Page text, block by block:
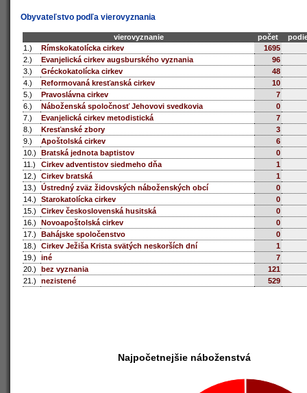
Obyvateľstvo podľa vierovyznania
vierovyznanie počet
1.)
Rímskokatolícka cirkev
1695
2.)
Evanjelická cirkev augsburského vyznania
96
3.)
Gréckokatolícka cirkev
48
4.)
Reformovaná kresťanská cirkev
10
5.)
Pravoslávna cirkev
7
6.)
Náboženská spoločnosť Jehovovi svedkovia
0
7.)
Evanjelická cirkev metodistická
7
8.)
Kresťanské zbory
3
9.)
Apoštolská cirkev
6
10.)
Bratská jednota baptistov
0
11.)
Cirkev adventistov siedmeho dňa
1
12.)
Cirkev bratská
1
13.)
Ústredný zväz židovských náboženských obcí
0
14.)
Starokatolícka cirkev
0
15.)
Cirkev československá husitská
0
16.)
Novoapoštolská cirkev
0
17.)
Bahájske spoločenstvo
0
18.)
Cirkev Ježiša Krista svätých neskorších dní
1
19.)
iné
7
20.)
bez vyznania
121
21.)
nezistené 529
Najpočetnejšie náboženstvá